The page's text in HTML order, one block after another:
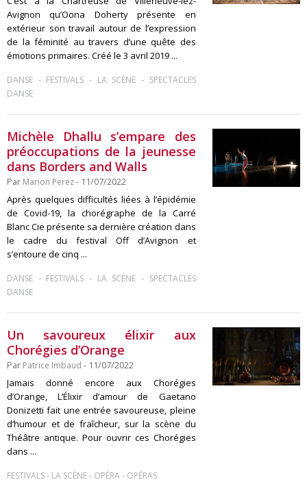
Avignon qu’Oona Doherty présente en
extérieur son travail autour de l’expression
de la féminité au travers d’une quête des
émotions primaires. Créé le 3 avril 2019 ...
DANSE - FESTIVALS - LA SCÈNE - SPECTACLES
DANSE
Michèle Dhallu s’empare des
préoccupations de la jeunesse
dans Borders and Walls
Par Marion Perez- 11/07/2022
Après quelques difficultés liées à l’épidémie
de Covid-19, la chorégraphe de la Carré
Blanc Cie présente sa dernière création dans
le cadre du festival Off d’Avignon et
s’entoure de cinq ...
DANSE - FESTIVALS - LA SCÈNE - SPECTACLES
DANSE
Un savoureux élixir aux
Chorégies d’Orange
Par Patrice Imbaud - 11/07/2022
Jamais donné encore aux Chorégies
d’Orange, L’Élixir d’amour de Gaetano
Donizetti fait une entrée savoureuse, pleine
d’humour et de fraîcheur, sur la scène du
Théâtre antique. Pour ouvrir ces Chorégies
dans ...
FESTIVALS- LA SCÈNE- OPÉRA- OPÉRAS